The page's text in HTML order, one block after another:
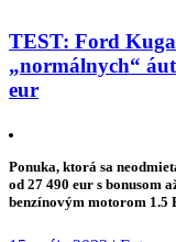
TEST: Ford
„normálnych“
eur
Ponuka, ktorá sa
od 27 490 eur s bonusom
benzínovým motorom 1.5